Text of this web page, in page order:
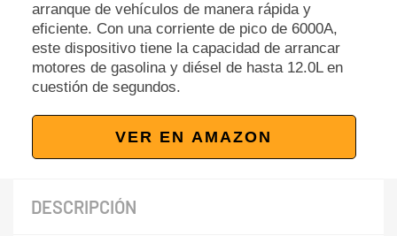
arranque de vehículos de manera rápida y
eficiente. Con una corriente de pico de 6000A,
este dispositivo tiene la capacidad de arrancar
motores de gasolina y diésel de hasta 12.0L en
cuestión de segundos.
VER EN AMAZON
DESCRIPCIÓN